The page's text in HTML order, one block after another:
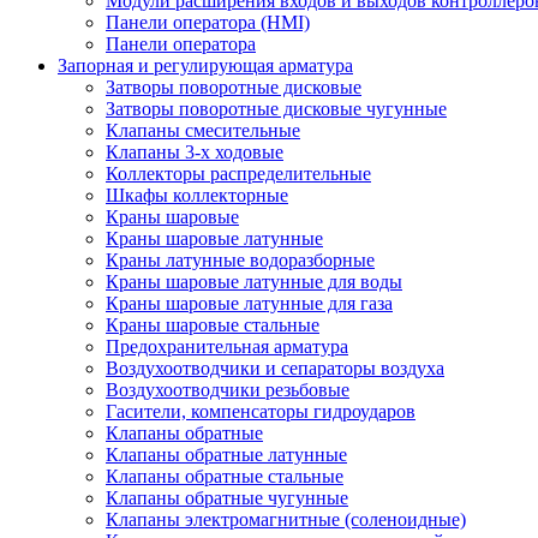
Панели оператора (HMI)
Панели оператора
Запорная и регулирующая арматура
Затворы поворотные дисковые
Затворы поворотные дисковые чугунные
Клапаны смесительные
Клапаны 3-х ходовые
Коллекторы распределительные
Шкафы коллекторные
Краны шаровые
Краны шаровые латунные
Краны латунные водоразборные
Краны шаровые латунные для воды
Краны шаровые латунные для газа
Краны шаровые стальные
Предохранительная арматура
Воздухоотводчики и сепараторы воздуха
Воздухоотводчики резьбовые
Гасители, компенсаторы гидроударов
Клапаны обратные
Клапаны обратные латунные
Клапаны обратные стальные
Клапаны обратные чугунные
Клапаны электромагнитные (соленоидные)